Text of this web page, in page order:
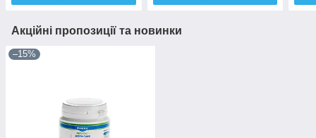
Акційні пропозиції та новинки
–15%